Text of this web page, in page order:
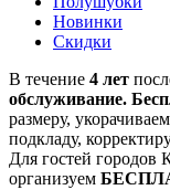
Новинки
Скидки
В течение 4 лет
обслуживание.
размеру,
подкладу,
Для гостей
организуем